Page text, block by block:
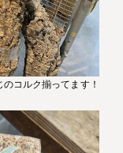
コルク揃ってます！